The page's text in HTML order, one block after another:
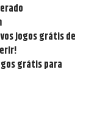
jogos grátis de
grátis para